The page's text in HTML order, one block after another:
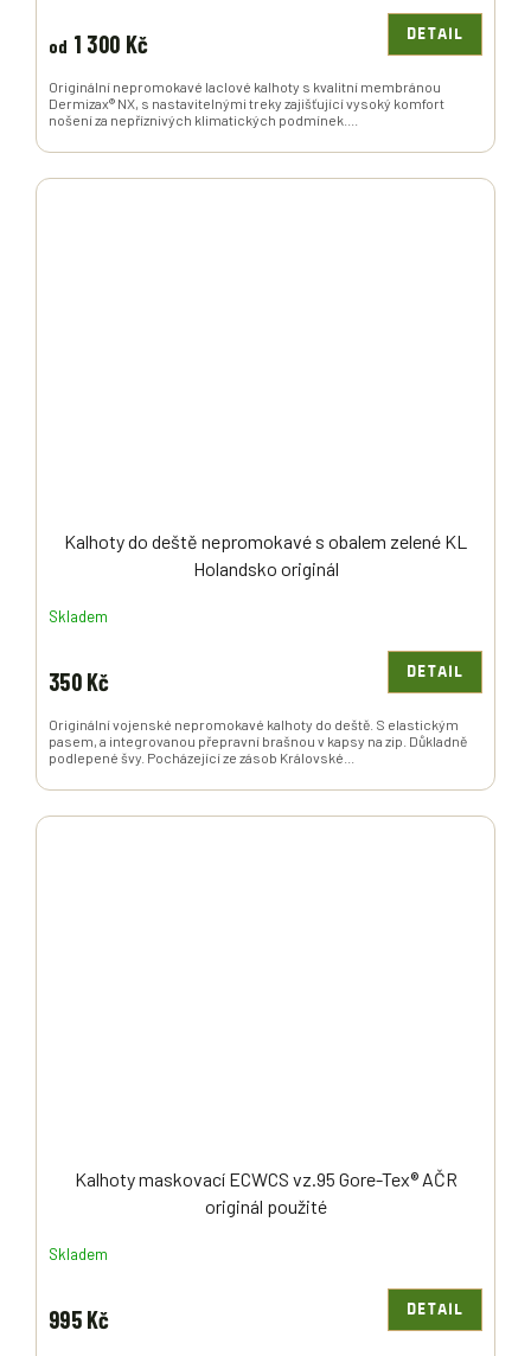
od 1 300 Kč DETAIL
Originální nepromokavé laclové kalhoty s kvalitní membránou
Dermizax® NX, s nastavitelnými treky zajišťující vysoký komfort
nošení za nepříznivých klimatických podmínek....
Kalhoty do deště nepromokavé s obalem zelené KL
Holandsko originál
Skladem
350 Kč DETAIL
Originální vojenské nepromokavé kalhoty do deště. S elastickým
pasem, a integrovanou přepravní brašnou v kapsy na zip. Důkladně
podlepené švy. Pocházející ze zásob Královské...
Kalhoty maskovací ECWCS vz.95 Gore-Tex® AČR
originál použité
Skladem
995 Kč DETAIL